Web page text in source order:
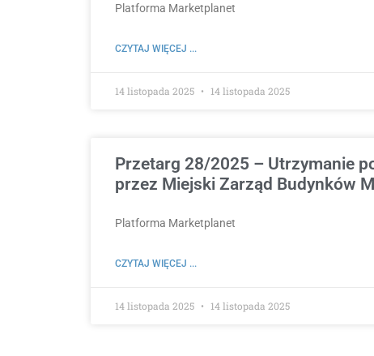
Platforma Marketplanet
CZYTAJ WIĘCEJ ...
14 listopada 2025 14 listopada 2025
Przetarg 28/2025 – Utrzymanie
przez Miejski Zarząd Budynków
Platforma Marketplanet
CZYTAJ WIĘCEJ ...
14 listopada 2025 14 listopada 2025